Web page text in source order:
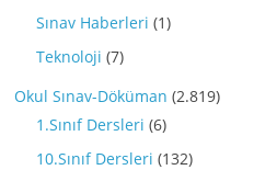
Sınav Haberleri (1)
Teknoloji (7)
Okul Sınav-Döküman (2.819)
1.Sınıf Dersleri (6)
10.Sınıf Dersleri (132)